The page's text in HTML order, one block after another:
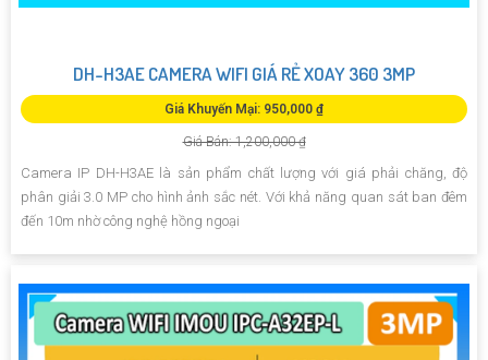
DH-H3AE CAMERA WIFI GIÁ RẺ XOAY 360 3MP
Giá Khuyến Mại: 950,000 ₫
Giá Bán: 1,200,000 ₫
Camera IP DH-H3AE là sản phẩm chất lượng với giá phải chăng, độ
phân giải 3.0 MP cho hình ảnh sắc nét. Với khả năng quan sát ban đêm
đến 10m nhờ công nghệ hồng ngoại